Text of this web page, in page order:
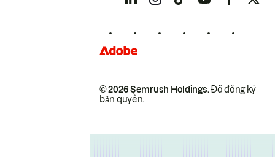
© 2026 Semrush Holdings.Đã đăng ký
bản quyền.